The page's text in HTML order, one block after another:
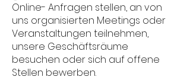
Online- Anfragen stellen, an von
uns organisierten Meetings oder
Veranstaltungen teilnehmen,
unsere Geschäftsräume
besuchen oder sich auf offene
Stellen bewerben.